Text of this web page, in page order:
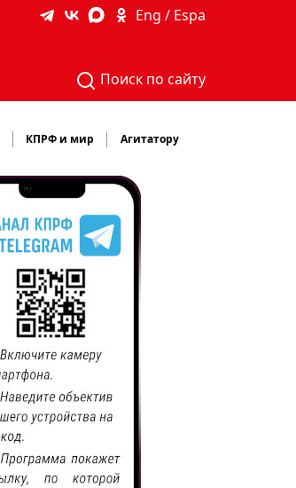
Eng / Espa
Поиск по сайту
КПРФ и мир Агитатору